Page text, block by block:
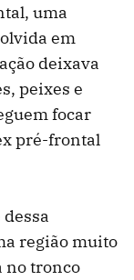
uma
em
deixava
peixes e
focar
pré-frontal
região muito
no tronco